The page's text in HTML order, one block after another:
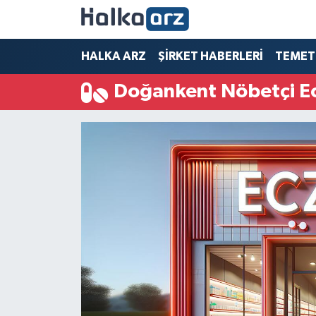
HALKA ARZ ŞİRKET HABERLERİ
Doğankent Nöbetçi
HALKA ARZ
SERMAYE ARTIRIMI
ŞİRKET HABERLERİ